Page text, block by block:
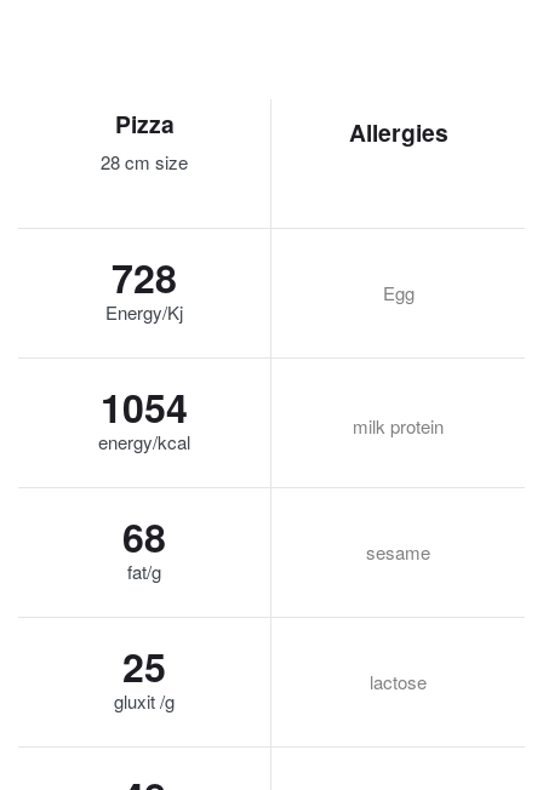
Pizza
28 cm size
Allergies
728
Energy/Kj
Egg
1054
energy/kcal
milk protein
68
fat/g
sesame
25
gluxit /g
lactose